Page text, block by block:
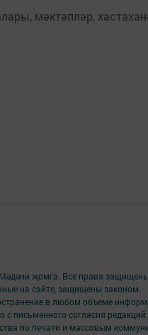
мәктәпләр,
җомга. Все права
на сайте, защищены законом.
в любом объеме
письменного согласия редакций.
по печати и массовым